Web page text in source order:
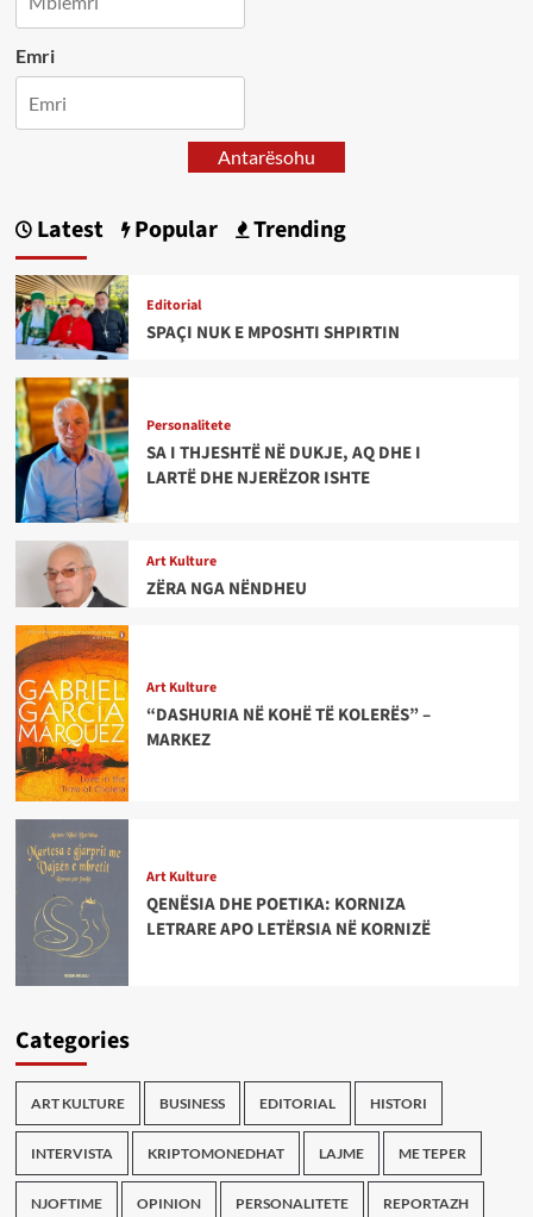
Emri
Antarësohu
Latest Popular Trending
Editorial
SPAÇI NUK E MPOSHTI SHPIRTIN
Personalitete
SA I THJESHTË NË DUKJE, AQ DHE I
LARTË DHE NJERËZOR ISHTE
Art Kulture
ZËRA NGA NËNDHEU
Art Kulture
“DASHURIA NË KOHË TË KOLERËS” –
MARKEZ
Art Kulture
QENËSIA DHE POETIKA: KORNIZA
LETRARE APO LETËRSIA NË KORNIZË
Categories
ART KULTURE BUSINESS EDITORIAL HISTORI
INTERVISTA KRIPTOMONEDHAT LAJME ME TEPER
NJOFTIME OPINION PERSONALITETE REPORTAZH